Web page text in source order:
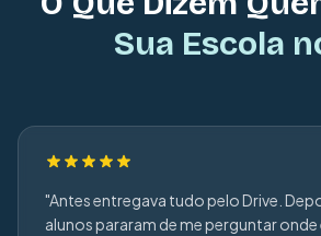
Sua Escola
"Antes entregava tudo pelo Drive.
alunos pararam de me perguntar